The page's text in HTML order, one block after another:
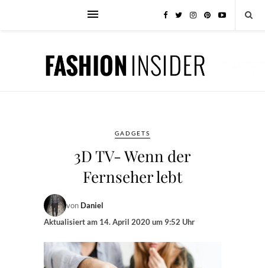
GADGETS
3D TV- Wenn der
Fernseher lebt
von Daniel
Aktualisiert am 14. April 2020 um 9:52 Uhr